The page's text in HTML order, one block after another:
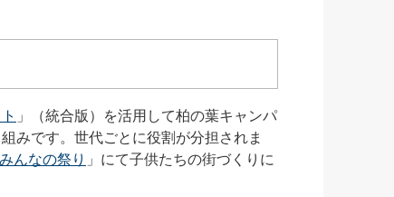
」（統合版）を活用して柏の葉キャンパ
みです。世代ごとに役割が分担されま
みんなの祭り 」にて子供たちの街づくりに